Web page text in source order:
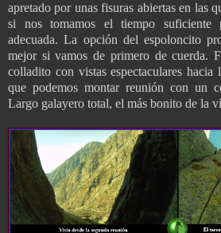
apretado por unas fisuras abiertas en las
si nos tomamos el tiempo suficiente
adecuada. La opción del espoloncito
mejor si vamos de primero de cuerda.
colladito con vistas espectaculares hacia
que podemos montar reunión con un
Largo galayero total, el más bonito de la